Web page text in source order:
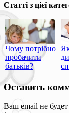
Статті з цієї
Чому потрібно
пробачити
батьків?
Оставить
Ваш email не